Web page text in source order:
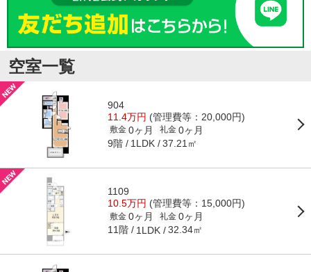
空室一覧
904
11.4万円 (管理費等：20,000円)
敷金 0ヶ月 礼金 0ヶ月
9階 1LDK 37.21㎡
1109
10.5万円 (管理費等：15,000円)
敷金 0ヶ月 礼金 0ヶ月
11階 1LDK 32.34㎡